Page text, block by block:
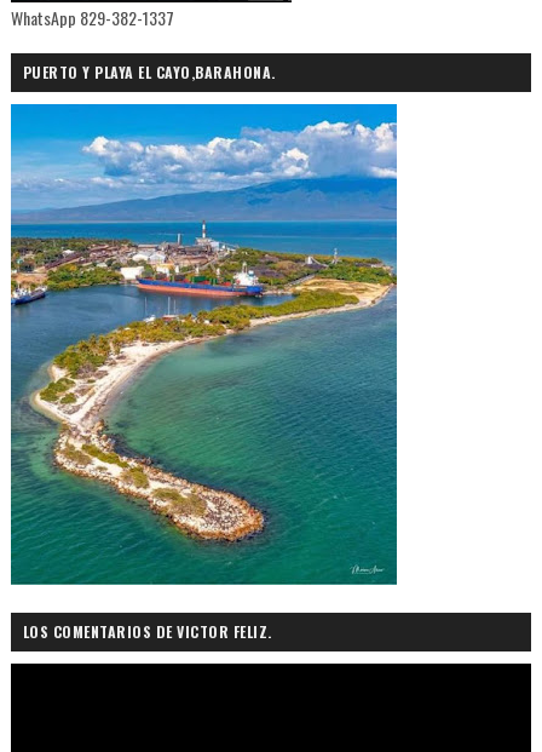
WhatsApp 829-382-1337
PUERTO Y PLAYA EL CAYO,BARAHONA.
LOS COMENTARIOS DE VICTOR FELIZ.